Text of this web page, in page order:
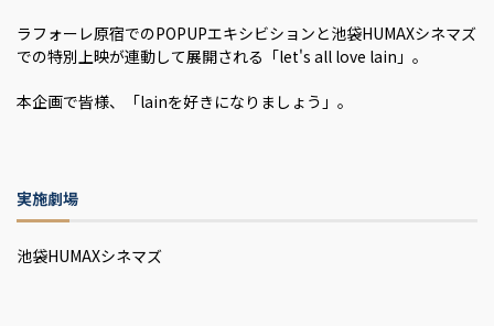
ラフォーレ原宿でのPOPUPエキシビションと池袋HUMAXシネマズ
での特別上映が連動して展開される「let's all love lain」。
本企画で皆様、「lainを好きになりましょう」。
実施劇場
池袋HUMAXシネマズ